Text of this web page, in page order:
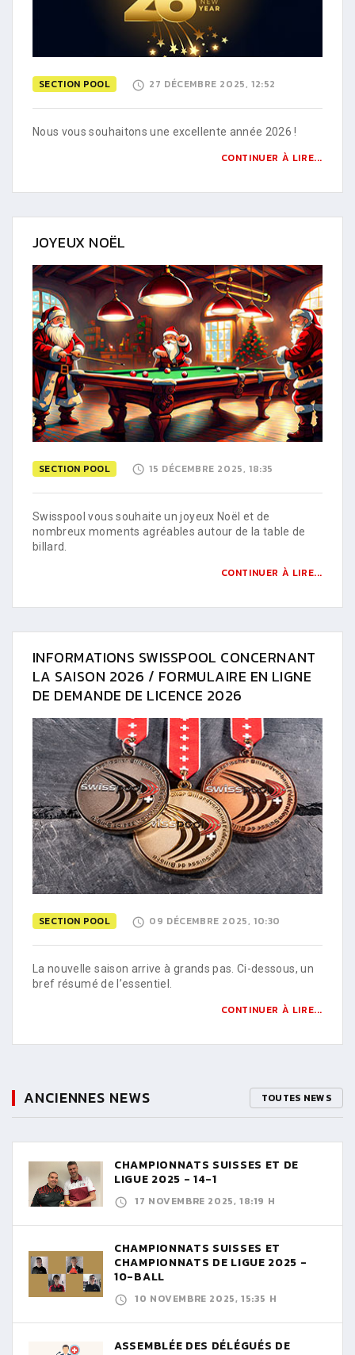
SECTION POOL 27 DÉCEMBRE 2025, 12:52
Nous vous souhaitons une excellente année 2026 !
CONTINUER À LIRE...
JOYEUX NOËL
SECTION POOL 15 DÉCEMBRE 2025, 18:35
Swisspool vous souhaite un joyeux Noël et de
nombreux moments agréables autour de la table de
billard.
CONTINUER À LIRE...
INFORMATIONS SWISSPOOL CONCERNANT
LA SAISON 2026 / FORMULAIRE EN LIGNE
DE DEMANDE DE LICENCE 2026
SECTION POOL 09 DÉCEMBRE 2025, 10:30
La nouvelle saison arrive à grands pas. Ci-dessous, un
bref résumé de l’essentiel.
CONTINUER À LIRE...
ANCIENNES NEWS TOUTES NEWS
CHAMPIONNATS SUISSES ET DE
LIGUE 2025 - 14-1
17 NOVEMBRE 2025, 18:19 H
CHAMPIONNATS SUISSES ET
CHAMPIONNATS DE LIGUE 2025 -
10-BALL
10 NOVEMBRE 2025, 15:35 H
ASSEMBLÉE DES DÉLÉGUÉS DE